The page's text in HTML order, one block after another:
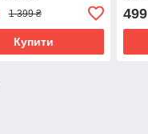
1 399 ₴
Купити
499